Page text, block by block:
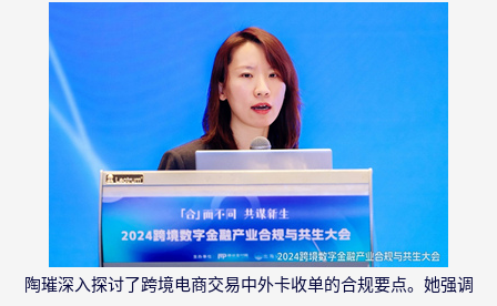
陶璀深入探讨了跨境电商交易中外卡收单的合规要点。她强调